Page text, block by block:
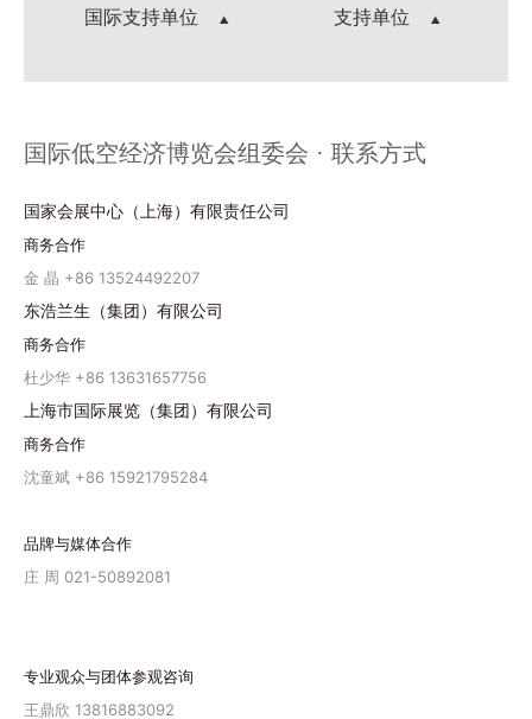
国际支持单位
支持单位
国际低空经济博览会组委会 · 联系方式
国家会展中心（上海）有限责任公司
商务合作
金 晶 +86 13524492207
东浩兰生（集团）有限公司
商务合作
杜少华 +86 13631657756
上海市国际展览（集团）有限公司
商务合作
沈童斌 +86 15921795284
品牌与媒体合作
庄 周 021-50892081
专业观众与团体参观咨询
王鼎欣 13816883092